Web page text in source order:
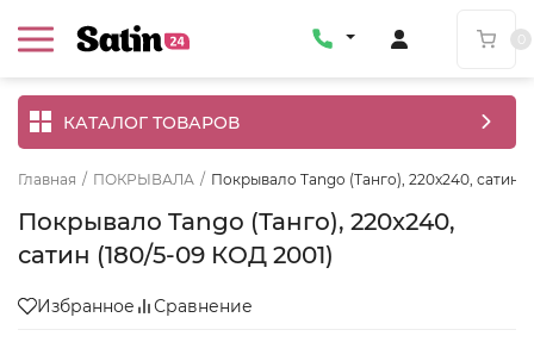
КАТАЛОГ ТОВАРОВ
Главная / ПОКРЫВАЛА / Покрывало Tango (Танго), 220x240, сатин
Покрывало Tango (Танго), 220x240,
сатин (180/5-09 КОД 2001)
Избранное Сравнение